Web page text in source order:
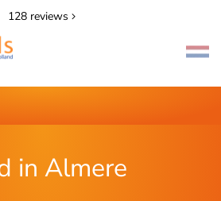
128reviews
in Almere